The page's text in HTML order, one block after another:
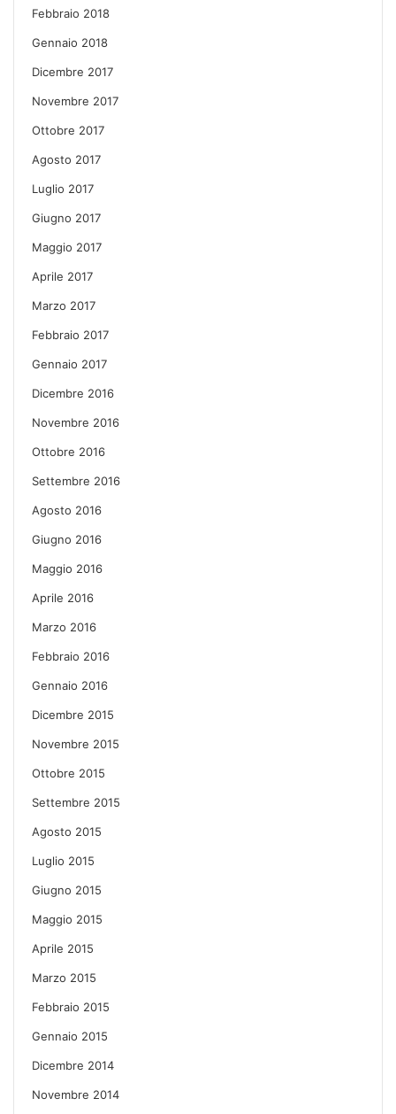
Febbraio 2018
Gennaio 2018
Dicembre 2017
Novembre 2017
Ottobre 2017
Agosto 2017
Luglio 2017
Giugno 2017
Maggio 2017
Aprile 2017
Marzo 2017
Febbraio 2017
Gennaio 2017
Dicembre 2016
Novembre 2016
Ottobre 2016
Settembre 2016
Agosto 2016
Giugno 2016
Maggio 2016
Aprile 2016
Marzo 2016
Febbraio 2016
Gennaio 2016
Dicembre 2015
Novembre 2015
Ottobre 2015
Settembre 2015
Agosto 2015
Luglio 2015
Giugno 2015
Maggio 2015
Aprile 2015
Marzo 2015
Febbraio 2015
Gennaio 2015
Dicembre 2014
Novembre 2014